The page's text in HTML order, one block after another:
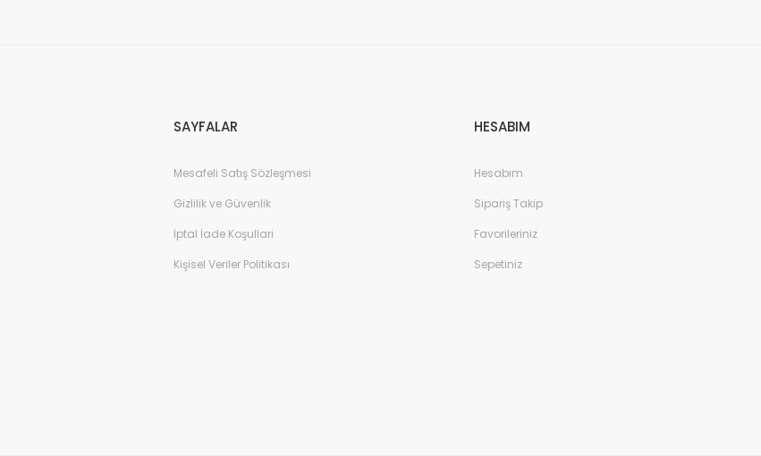
SAYFALAR
Mesafeli Satış Sözleşmesi
Gizlilik ve Güvenlik
İptal İade Koşullari
Kişisel Veriler Politikası
HESABIM
Hesabım
Sipariş Takip
Favorileriniz
Sepetiniz